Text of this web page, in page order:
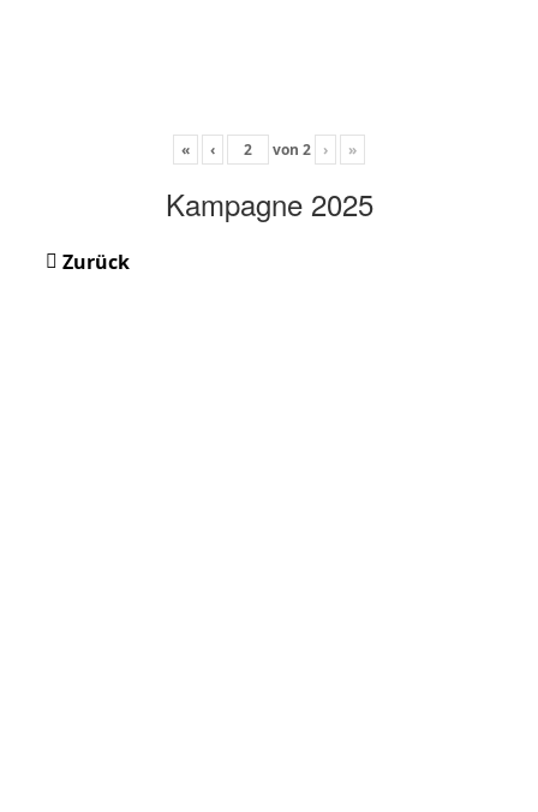
« ‹ von 2 › »
Kampagne 2025
Zurück